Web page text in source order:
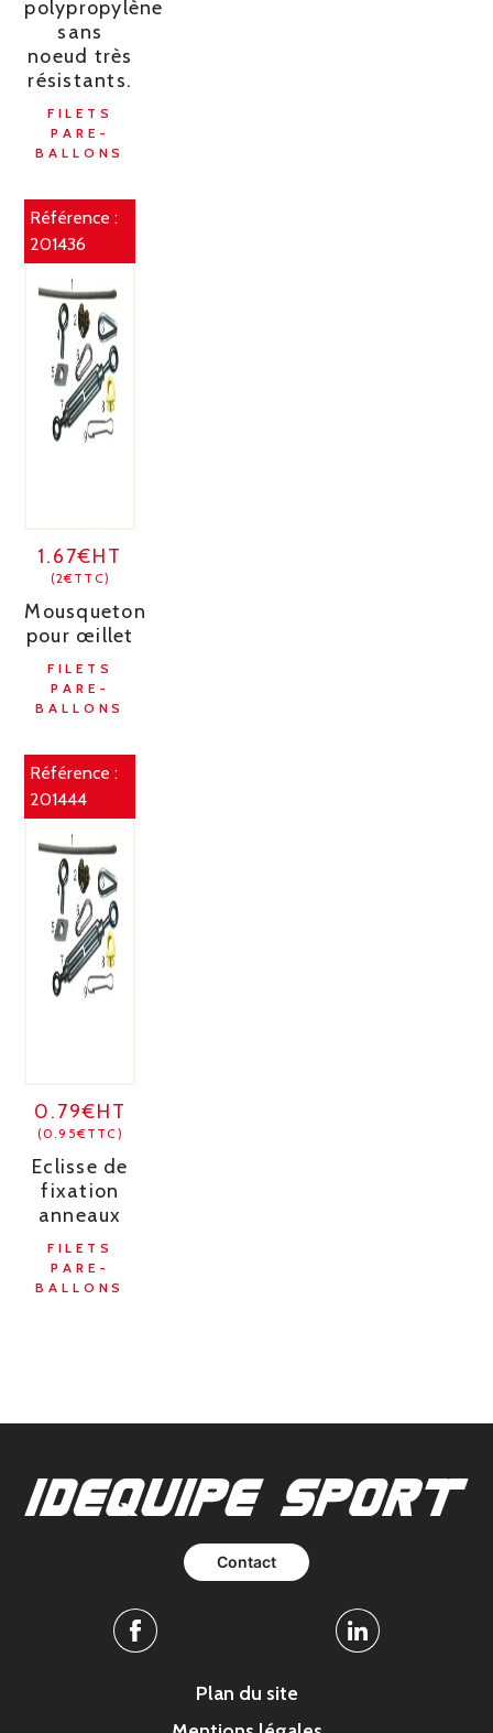
polypropylène
sans
noeud très
résistants.
FILETS
PARE-
BALLONS
Référence :
201436
1.67€HT
(2€TTC)
Mousqueton
pour œillet
FILETS
PARE-
BALLONS
Référence :
201444
0.79€HT
(0.95€TTC)
Eclisse de
fixation
anneaux
FILETS
PARE-
BALLONS
Contact
Facebook Linkedin
Plan du site